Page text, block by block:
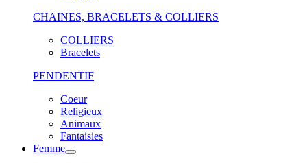
CHAINES, BRACELETS & COLLIERS
COLLIERS
Bracelets
PENDENTIF
Coeur
Religieux
Animaux
Fantaisies
Femme